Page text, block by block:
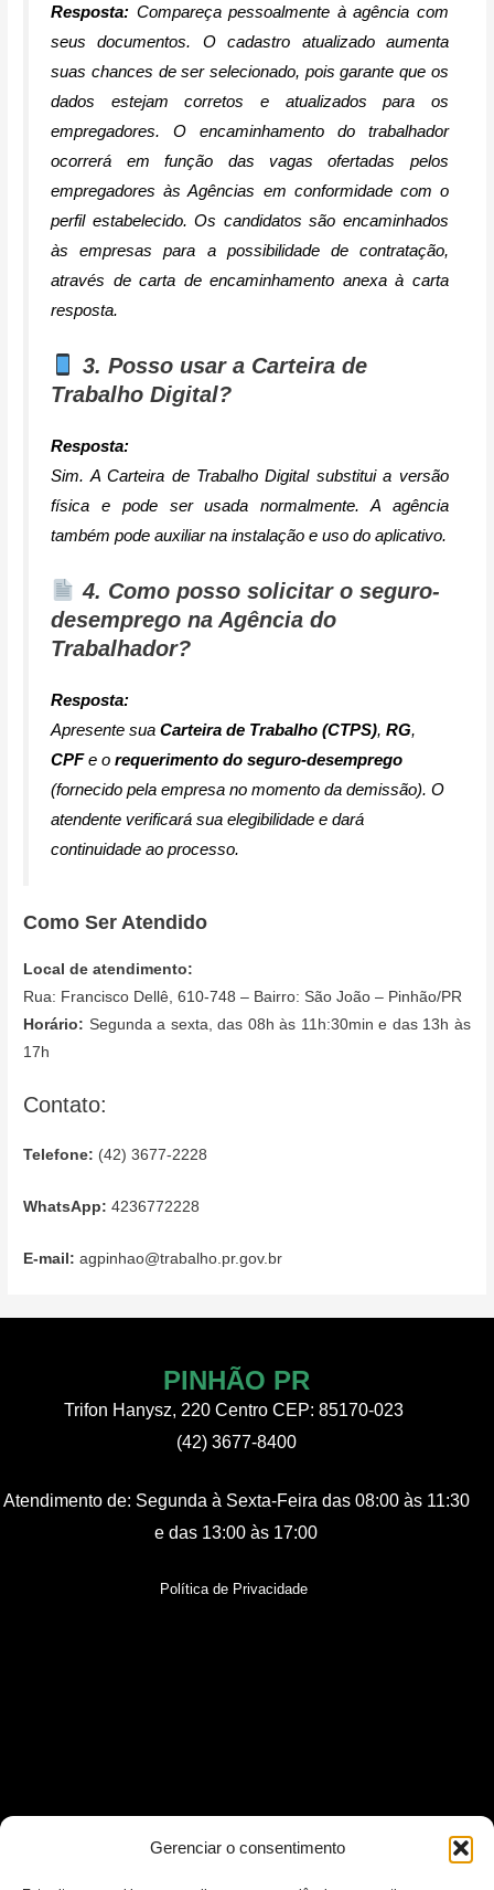
Gerenciar o consentimento
Resposta: Compareça pessoalmente à agência com
seus documentos. O cadastro atualizado aumenta
suas chances de ser selecionado, pois garante que os
dados estejam corretos e atualizados para os
empregadores. O encaminhamento do trabalhador
ocorrerá em função das vagas ofertadas pelos
empregadores às Agências em conformidade com o
perfil estabelecido. Os candidatos são encaminhados
às empresas para a possibilidade de contratação,
através de carta de encaminhamento anexa à carta
resposta.
3. Posso usar a Carteira de
Trabalho Digital?
Resposta:
Sim. A Carteira de Trabalho Digital substitui a versão
física e pode ser usada normalmente. A agência
também pode auxiliar na instalação e uso do aplicativo.
4. Como posso solicitar o seguro-
desemprego na Agência do
Trabalhador?
Resposta:
Apresente suaCarteira de Trabalho (CTPS),RG,
CPFe orequerimento do seguro-desemprego
(fornecido pela empresa no momento da demissão). O
atendente verificará sua elegibilidade e dará
continuidade ao processo.
Como Ser Atendido
Local de atendimento:
Rua: Francisco Dellê, 610-748 – Bairro: São João – Pinhão/PR
Horário: Segunda a sexta, das 08h às 11h:30min e das 13h às
17h
Contato:
Telefone: (42) 3677-2228
WhatsApp: 4236772228
E-mail: agpinhao@trabalho.pr.gov.br
PINHÃO PR
Trifon Hanysz, 220 Centro CEP: 85170-023
(42) 3677-8400
Atendimento de: Segunda à Sexta-Feira das 08:00 às 11:30
e das 13:00 às 17:00
Política de Privacidade